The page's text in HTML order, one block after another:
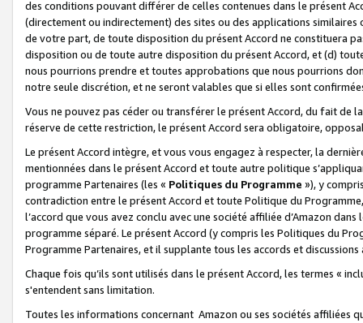
des conditions pouvant différer de celles contenues dans le présent
(directement ou indirectement) des sites ou des applications
de votre part, de toute disposition du présent Accord ne constituera
disposition ou de toute autre disposition du présent Accord, et (d)
nous pourrions prendre et toutes approbations que nous pourrions
notre seule discrétion, et ne seront valables que si elles sont
Vous ne pouvez pas céder ou transférer le présent Accord, du fait de
réserve de cette restriction, le présent Accord sera obligatoire,
Le présent Accord intègre, et vous vous engagez à respecter, la
mentionnées dans le présent Accord et toute autre politique
programme Partenaires (les « Politiques du Programme »), y
contradiction entre le présent Accord et toute Politique du
l’accord que vous avez conclu avec une société affiliée d’Amazon
programme séparé. Le présent Accord (y compris les Politiques du
Programme Partenaires, et il supplante tous les accords et discussions
Chaque fois qu’ils sont utilisés dans le présent Accord, les termes «
s'entendent sans limitation.
Toutes les informations concernant Amazon ou ses sociétés affiliées